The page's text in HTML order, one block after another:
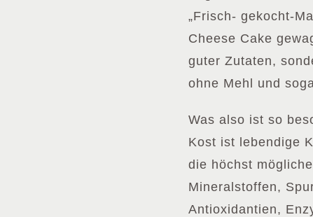
„Frisch- gekocht-
Cheese Cake
guter Zutaten,
ohne Mehl und
Was also ist so
Kost ist lebendige
die höchst
Mineralstoffen,
Antioxidantien,